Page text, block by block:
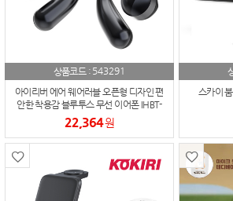
상품코드 : 543291
아이리버 에어 웨어러블 오픈형 디자인 편
안한 착용감 블루투스 무선 이어폰 IHBT-
TP90
22,364원
스카이